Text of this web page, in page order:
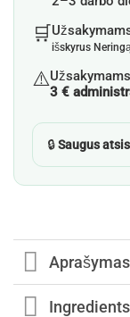
🛒
išskyrus
⚠️
3 €
🔒Saugus
Aprašymas
Ingredients